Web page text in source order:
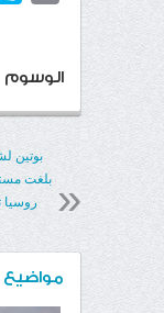
الوسوم
بوتين
بلغت